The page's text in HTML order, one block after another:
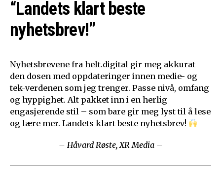
“Landets klart beste
nyhetsbrev!”
Nyhetsbrevene fra helt.digital gir meg akkurat
den dosen med oppdateringer innen medie- og
tek-verdenen som jeg trenger. Passe nivå, omfang
og hyppighet. Alt pakket inn i en herlig
engasjerende stil – som bare gir meg lyst til å lese
og lære mer. Landets klart beste nyhetsbrev!
– Håvard Røste, XR Media –